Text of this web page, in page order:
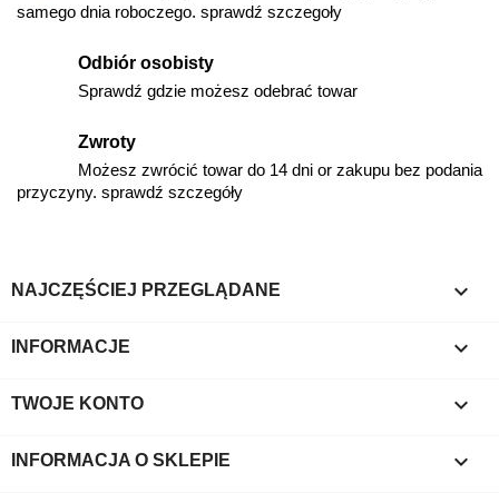
samego dnia roboczego. sprawdź szczegoły
Odbiór osobisty
Sprawdź gdzie możesz odebrać towar
Zwroty
Możesz zwrócić towar do 14 dni or zakupu bez podania
przyczyny. sprawdź szczegóły
NAJCZĘŚCIEJ PRZEGLĄDANE 
INFORMACJE 
TWOJE KONTO 
INFORMACJA O SKLEPIE keyboard_arrow_down